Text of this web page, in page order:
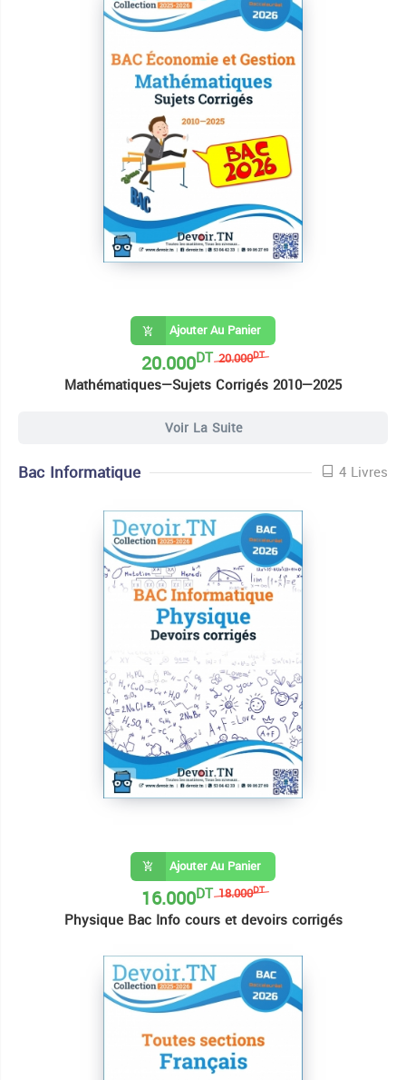
Ajouter Au Panier
20.000DT
20.000DT
Mathématiques—Sujets Corrigés 2010—2025
Voir La Suite
Bac Informatique 4 Livres
Ajouter Au Panier
18.000DT
16.000DT
Physique Bac Info cours et devoirs corrigés